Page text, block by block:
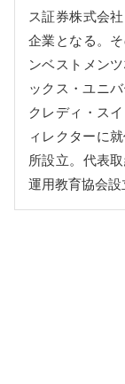
ス証券株式会
企業となる。
ンベストメン
ックス・ユニ
クレディ・ス
ィレクターに
所設立。代表
運用教育協会設